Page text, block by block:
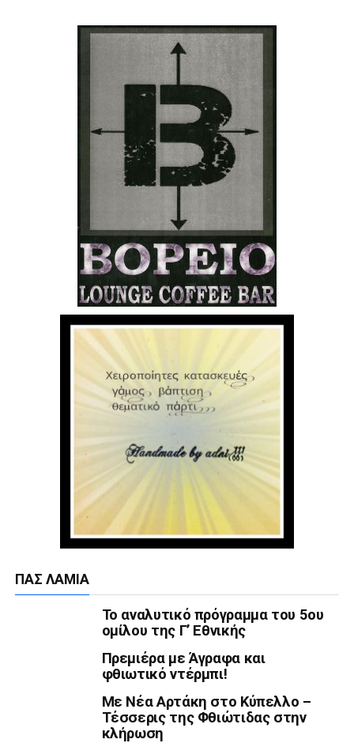
ΠΑΣ ΛΑΜΊΑ
Το αναλυτικό πρόγραμμα του 5ου
ομίλου της Γ’ Εθνικής
Πρεμιέρα με Άγραφα και
φθιωτικό ντέρμπι!
Με Νέα Αρτάκη στο Κύπελλο –
Τέσσερις της Φθιώτιδας στην
κλήρωση